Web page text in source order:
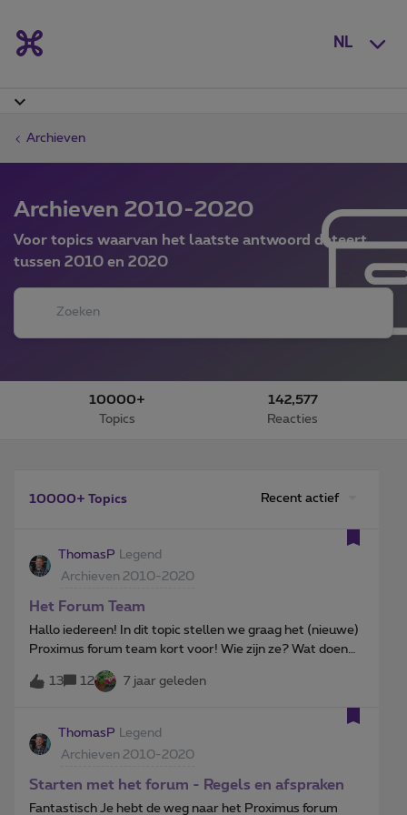
NL
Archieven
Archieven 2010-2020
Voor topics waarvan het laatste antwoord dateert
tussen 2010 en 2020
10000+
Topics
142,577
Reacties
10000+ Topics Recent actief
ThomasP
Legend
Archieven 2010-2020
Het Forum Team
Hallo iedereen! In dit topic stellen we graag het (nieuwe)
Proximus forum team kort voor! Wie zijn ze? Wat doen
ze? Wat drijft hen? Ik zal hier de kickoff geven: Ik ben
Thomas, community manager hier op het forum en
goede gang van zaken op het forum en zorg voor een
vlotte samenwerking tussen onze forum gebruikers, de
ondersteuning laat ik over aan de experts, hoewel ik het
soms niet kan laten hier en daar te helpen waar ik kan (I
13 12 7 jaar geleden
ThomasP
Legend
Archieven 2010-2020
Starten met het forum - Regels en afspraken
Fantastisch Je hebt de weg naar het Proximus forum